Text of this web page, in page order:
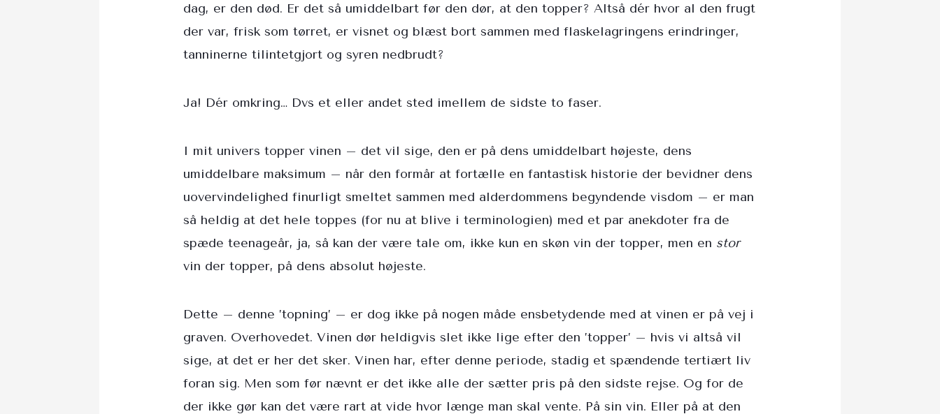
dag, er den død. Er det så umiddelbart før den dør, at den topper? Altså dér hvor al den frugt
der var, frisk som tørret, er visnet og blæst bort sammen med flaskelagringens erindringer,
tanninerne tilintetgjort og syren nedbrudt?
Ja! Dér omkring… Dvs et eller andet sted imellem de sidste to faser.
I mit univers topper vinen – det vil sige, den er på dens umiddelbart højeste, dens
umiddelbare maksimum – når den formår at fortælle en fantastisk historie der bevidner dens
uovervindelighed finurligt smeltet sammen med alderdommens begyndende visdom – er man
så heldig at det hele toppes (for nu at blive i terminologien) med et par anekdoter fra de
spæde teenageår, ja, så kan der være tale om, ikke kun en skøn vin der topper, men en stor
vin der topper, på dens absolut højeste.
Dette – denne ’topning’ – er dog ikke på nogen måde ensbetydende med at vinen er på vej i
graven. Overhovedet. Vinen dør heldigvis slet ikke lige efter den ’topper’ – hvis vi altså vil
sige, at det er her det sker. Vinen har, efter denne periode, stadig et spændende tertiært liv
foran sig. Men som før nævnt er det ikke alle der sætter pris på den sidste rejse. Og for de
der ikke gør kan det være rart at vide hvor længe man skal vente. På sin vin. Eller på at den